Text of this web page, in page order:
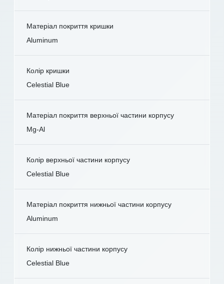
Матеріал покриття кришки
Aluminum
Колір кришки
Celestial Blue
Матеріал покриття верхньої частини корпусу
Mg-Al
Колір верхньої частини корпусу
Celestial Blue
Матеріал покриття нижньої частини корпусу
Aluminum
Колір нижньої частини корпусу
Celestial Blue